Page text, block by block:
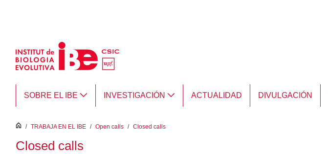
SOBRE EL IBE INVESTIGACIÓN ACTUALIDAD DIVULGACIÓN
inici
/ TRABAJA EN EL IBE / Open calls / Closed calls
Closed calls